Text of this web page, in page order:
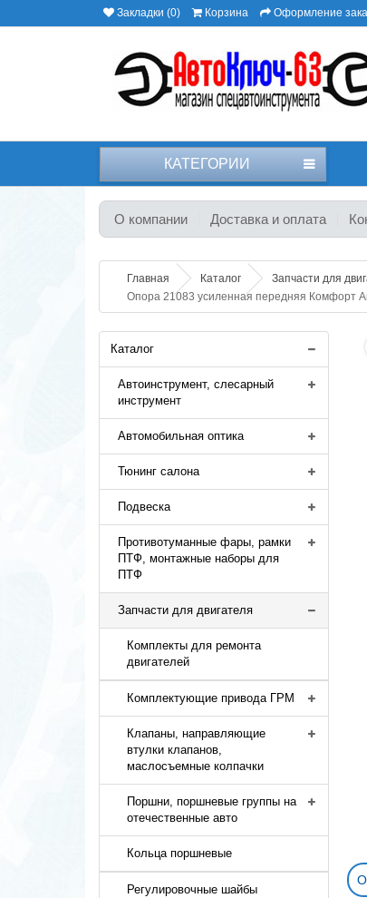
Закладки (0) Корзина Оформление
КАТЕГОРИИ
О компании Доставка и оплата
Главная Каталог Запчасти для
Опора 21083 усиленная передняя Комфорт
Каталог
Автоинструмент, слесарный
инструмент
Автомобильная оптика
Тюнинг салона
Подвеска
Противотуманные фары, рамки
ПТФ, монтажные наборы для
ПТФ
Запчасти для двигателя
Комплекты для ремонта
двигателей
Комплектующие привода ГРМ
Клапаны, направляющие
втулки клапанов,
маслосъемные колпачки
Поршни, поршневые группы на
отечественные авто
Кольца поршневые
Регулировочные шайбы